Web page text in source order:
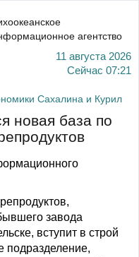
агентство
11 августа 2026
Сейчас 07:21
Сахалина и Курил
новая база по
завода
вступит в строй
подразделение,